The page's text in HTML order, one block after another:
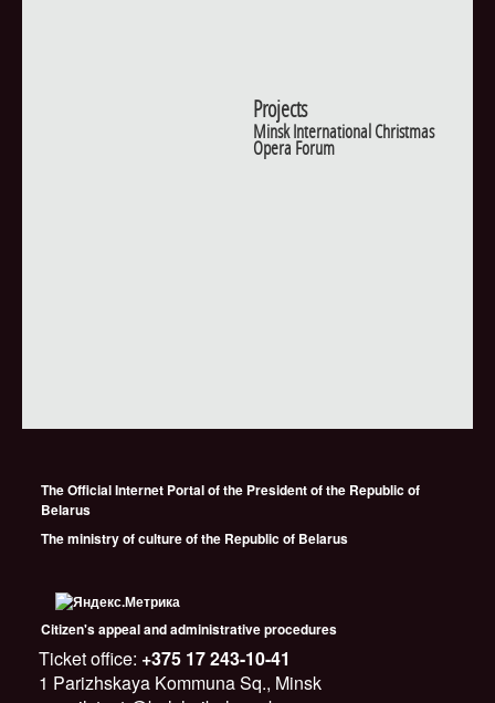
Projects
Minsk International Christmas
Opera Forum
The Official Internet Portal of the President of the Republic of
Belarus
The ministry of culture of the Republic of Belarus
Citizen's appeal and administrative procedures
Ticket office: +375 17 243-10-41
1 Parizhskaya Kommuna Sq., Minsk